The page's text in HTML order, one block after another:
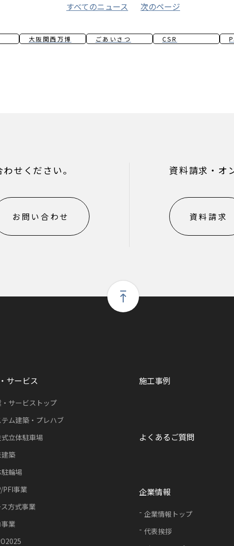
すべてのニュース 次のページ
大阪関西万博 ごあいさつ CSR
せください。
お問い合わせ
資料請求・オ
資料請求
サービス
サービストップ
テム建築・プレハブ
式立体駐車場
築
輪場
PFI事業
ス方式事業
業
施工事例
よくあるご質問
企業情報
企業情報トップ
代表挨拶